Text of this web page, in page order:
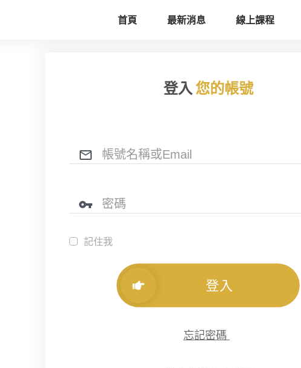
首頁 最新消息 線上課程
登入您的帳號
記住我
登入
忘記密碼